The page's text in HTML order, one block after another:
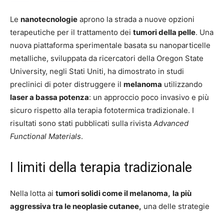
Le nanotecnologie aprono la strada a nuove opzioni
terapeutiche per il trattamento dei tumori della pelle. Una
nuova piattaforma sperimentale basata su nanoparticelle
metalliche, sviluppata da ricercatori della Oregon State
University, negli Stati Uniti, ha dimostrato in studi
preclinici di poter distruggere il melanoma utilizzando
laser a bassa potenza: un approccio poco invasivo e più
sicuro rispetto alla terapia fototermica tradizionale. I
risultati sono stati pubblicati sulla rivista Advanced
Functional Materials.
I limiti della terapia tradizionale
Nella lotta ai tumori solidi come il melanoma, la più
aggressiva tra le neoplasie cutanee, una delle strategie